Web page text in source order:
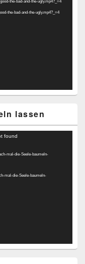
the-bad-and-the-ugly.mp4?_=4
lassen
found
mal-die-Seele-baumeln-
mal-die-Seele-baumeln-